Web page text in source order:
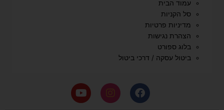
עמוד הבית
סל הקניות
מדיניות פרטיות
הצהרת נגישות
בלוג ספורט
ביטול עסקה / דרכי ביטול
F
a
I
n
Y
o